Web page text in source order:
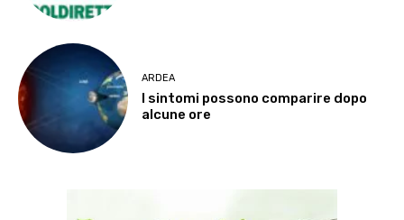
ARDEA
I sintomi possono comparire dopo
alcune ore